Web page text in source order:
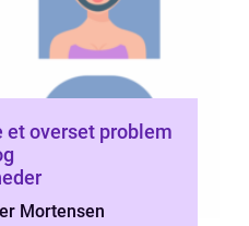
Mortensen